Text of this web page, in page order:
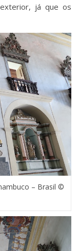
já que os
– Brasil ©